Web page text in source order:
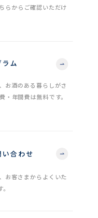
らからご確認いただけ
ム
お酒のある暮らしがさ
・年間費は無料です。
合わせ
お客さまからよくいた